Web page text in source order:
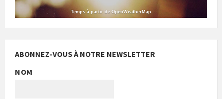
Temps à partir de OpenWeatherMap
ABONNEZ-VOUS À NOTRE NEWSLETTER
NOM